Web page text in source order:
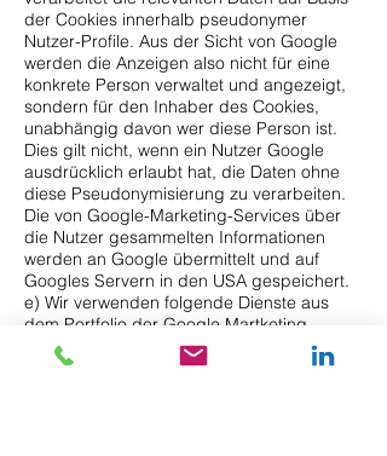
der Cookies innerhalb pseudonymer
Nutzer-Profile. Aus der Sicht von Google
werden die Anzeigen also nicht für eine
konkrete Person verwaltet und angezeigt,
sondern für den Inhaber des Cookies,
unabhängig davon wer diese Person ist.
Dies gilt nicht, wenn ein Nutzer Google
ausdrücklich erlaubt hat, die Daten ohne
diese Pseudonymisierung zu verarbeiten.
Die von Google-Marketing-Services über
die Nutzer gesammelten Informationen
werden an Google übermittelt und auf
Googles Servern in den USA gespeichert.
e) Wir verwenden folgende Dienste aus
dem Portfolio der Google Martketing
Services: